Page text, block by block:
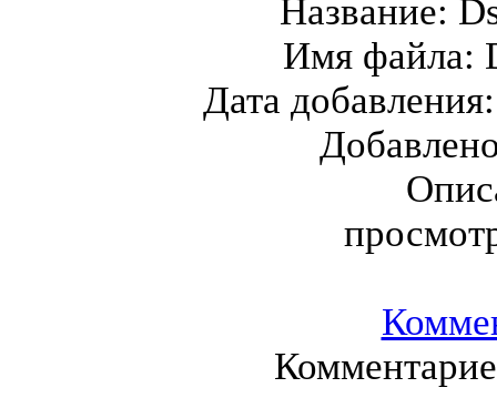
Название:
Имя файла:
Дата